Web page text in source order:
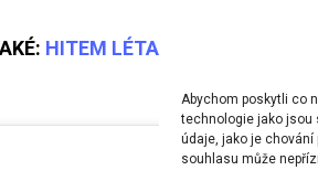
Abychom poskytli co
technologie jako jsou
údaje, jako je chování
souhlasu může
HITEM LÉTA JSOU KAFTANY,